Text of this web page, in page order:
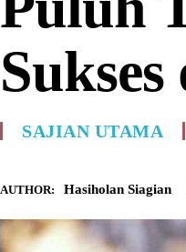
SAJIAN UTAMA
AUTHOR: Hasiholan Siagian